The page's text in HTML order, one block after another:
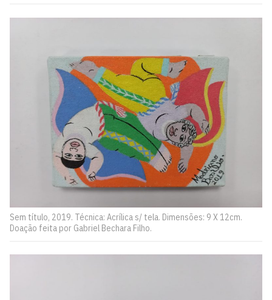
Sem título, 2019. Técnica: Acrílica s/ tela. Dimensões: 9 X 12cm.
Doação feita por Gabriel Bechara Filho.